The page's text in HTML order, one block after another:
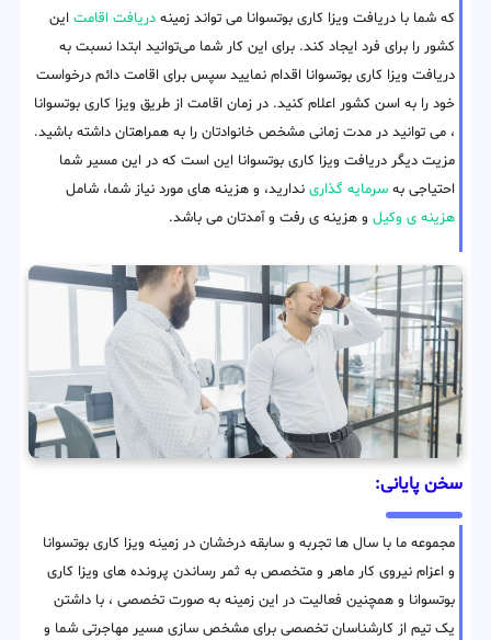
که شما با دریافت ویزا کاری بوتسوانا می تواند زمینه دریافت اقامت این
کشور را برای فرد ایجاد کند. برای این کار شما می‌توانید ابتدا نسبت به
دریافت ویزا کاری بوتسوانا اقدام نمایید سپس برای اقامت دائم درخواست
خود را به اسن کشور اعلام کنید. در زمان اقامت از طریق ویزا کاری بوتسوانا
، می توانید در مدت زمانی مشخص خانوادتان را به همراهتان داشته باشید.
مزیت دیگر دریافت ویزا کاری بوتسوانا این است که در این مسیر شما
احتیاجی به سرمایه گذاری ندارید، و هزینه های مورد نیاز شما، شامل
هزینه ی وکیل و هزینه ی رفت و آمدتان می باشد.
سخن پایانی:
مجموعه ما با سال ها تجربه و سابقه درخشان در زمینه ویزا کاری بوتسوانا
و اعزام نیروی کار ماهر و متخصص به ثمر رساندن پرونده های ویزا کاری
بوتسوانا و همچنین فعالیت در این زمینه به صورت تخصصی ، با داشتن
یک تیم از کارشناسان تخصصی برای مشخص سازی مسیر مهاجرتی شما و